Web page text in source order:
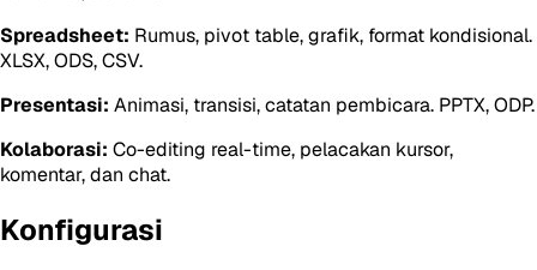
Spreadsheet: Rumus, pivot table, grafik, format kondisional.
XLSX, ODS, CSV.
Presentasi: Animasi, transisi, catatan pembicara. PPTX, ODP.
Kolaborasi: Co-editing real-time, pelacakan kursor,
komentar, dan chat.
Konfigurasi